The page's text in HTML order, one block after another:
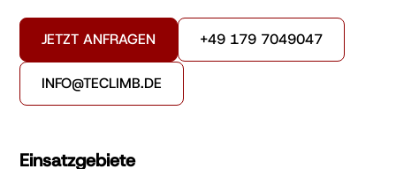
JETZT ANFRAGEN +49 179 7049047
INFO@TECLIMB.DE
Einsatzgebiete